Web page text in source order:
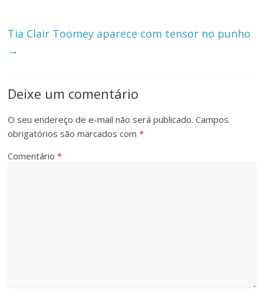
Tia Clair Toomey aparece com tensor no punho
→
Deixe um comentário
O seu endereço de e-mail não será publicado. Campos
obrigatórios são marcados com*
Comentário*